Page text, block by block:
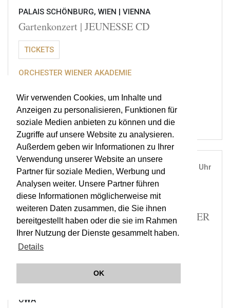
Wir verwenden Cookies, um Inhalte und
Anzeigen zu personalisieren, Funktionen für
soziale Medien anbieten zu können und die
Zugriffe auf unsere Website zu analysieren.
Außerdem geben wir Informationen zu Ihrer
Verwendung unserer Website an unsere
Partner für soziale Medien, Werbung und
Analysen weiter. Unsere Partner führen
diese Informationen möglicherweise mit
weiteren Daten zusammen, die Sie ihnen
bereitgestellt haben oder die sie im Rahmen
Ihrer Nutzung der Dienste gesammelt haben.
Details
OK
PALAIS SCHÖNBURG, WIEN | VIENNA
Gartenkonzert | JEUNESSE CD
TICKETS
ORCHESTER WIENER AKADEMIE
OWA
THU, 03. OCT 2019 19:30 Uhr
ÖSTERREICHISCHE AKADEMIE DER
WISSENSCHAFTEN, WIEN |VIENNA
MÄLZELS MECHANISCHER TROMPETER
| RESOUND | JEUNESSE A
TICKETS
OWA